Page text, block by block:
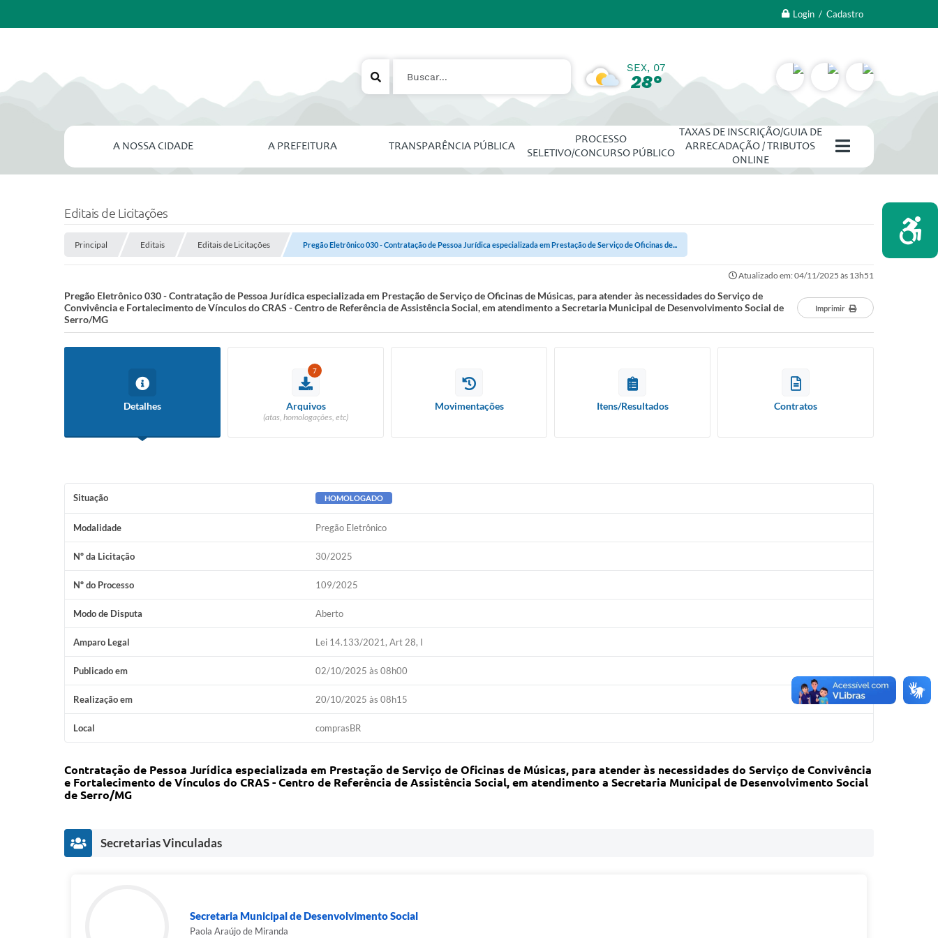
Login / Cadastro
SEX, 07
28°
A NOSSA CIDADE A PREFEITURA TRANSPARÊNCIA PÚBLICA
PROCESSO
SELETIVO/CONCURSO PÚBLICO
TAXAS DE INSCRIÇÃO/GUIA DE
ARRECADAÇÃO / TRIBUTOS
ONLINE
Editais de Licitações
Principal Editais Editais de Licitações Pregão Eletrônico 030 - Contratação de Pessoa Jurídica especializada em Prestação de Serviço de Oficinas de...
Atualizado em: 04/11/2025 às 13h51
Pregão Eletrônico 030 - Contratação de Pessoa Jurídica especializada em Prestação de Serviço de Oficinas de Músicas, para atender às necessidades do Serviço de
Convivência e Fortalecimento de Vínculos do CRAS - Centro de Referência de Assistência Social, em atendimento a Secretaria Municipal de Desenvolvimento Social de
Serro/MG
Imprimir
Detalhes
7
Arquivos
(atas, homologações, etc)
Movimentações Itens/Resultados Contratos
Situação HOMOLOGADO
Modalidade Pregão Eletrônico
Nº da Licitação 30/2025
Nº do Processo 109/2025
Modo de Disputa Aberto
Amparo Legal Lei 14.133/2021, Art 28, I
Publicado em 02/10/2025 às 08h00
Realização em 20/10/2025 às 08h15
Local comprasBR
Contratação de Pessoa Jurídica especializada em Prestação de Serviço de Oficinas de Músicas, para atender às necessidades do Serviço de Convivência
e Fortalecimento de Vínculos do CRAS - Centro de Referência de Assistência Social, em atendimento a Secretaria Municipal de Desenvolvimento Social
de Serro/MG
Secretarias Vinculadas
Secretaria Municipal de Desenvolvimento Social
Paola Araújo de Miranda